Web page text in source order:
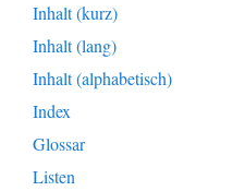
Inhalt (kurz)
Inhalt (lang)
Inhalt (alphabetisch)
Index
Glossar
Listen